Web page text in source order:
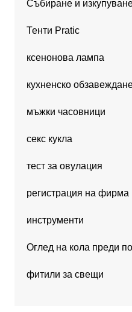
Събиране и
Тенти Pratic
ксенонова лампа
кухненско
мъжки часовници
секс кукла
тест за овулация
регистрация на фирма
инструменти
Оглед на кола преди
фитили за свещи